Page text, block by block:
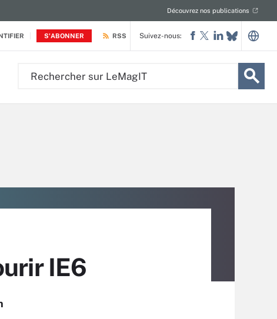
S'ABONNER
Découvrez nos publications
RSS Suivez-nous:
IE6